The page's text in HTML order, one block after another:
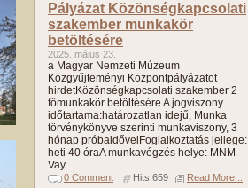
Pályázat Közönségkapcsolati
szakember munkakör
betöltésére
2025. május 23.
a Magyar Nemzeti Múzeum
Közgyűjteményi Központpályázatot
hirdetKözönségkapcsolati szakember 2
főmunkakör betöltésére A jogviszony
időtartama:határozatlan idejű, Munka
törvénykönyve szerinti munkaviszony, 3
hónap próbaidővelFoglalkoztatás jellege:
heti 40 óraA munkavégzés helye: MNM
Vay...
0 Comment Hits:659 Read More...